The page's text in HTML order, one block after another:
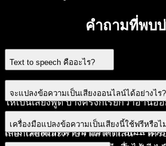
คำถามที่พบ
Text to speech คืออะไร?
Text to speech (TTS) คือเทคโนโลยีที่
ให้เป็นเสียงพูด บางครั้งก็เรียกว่าอ่านอ
สังเคราะห์เสียงพูด โดยใช้เสียง AI อ่
สามารถฟังบทความ เอกสาร อีเมล หรื
จะแปลงข้อความเป็นเสียงออนไลน์ได้อย่างไร?
พิมพ์หรือวางข้อความของคุณลงในเค
เลือกเสียงและภาษา แล้วกดเล่น — เค
เครื่องมือแปลงข้อความเป็นเสียงนี้ใช้ฟรีหรือไ